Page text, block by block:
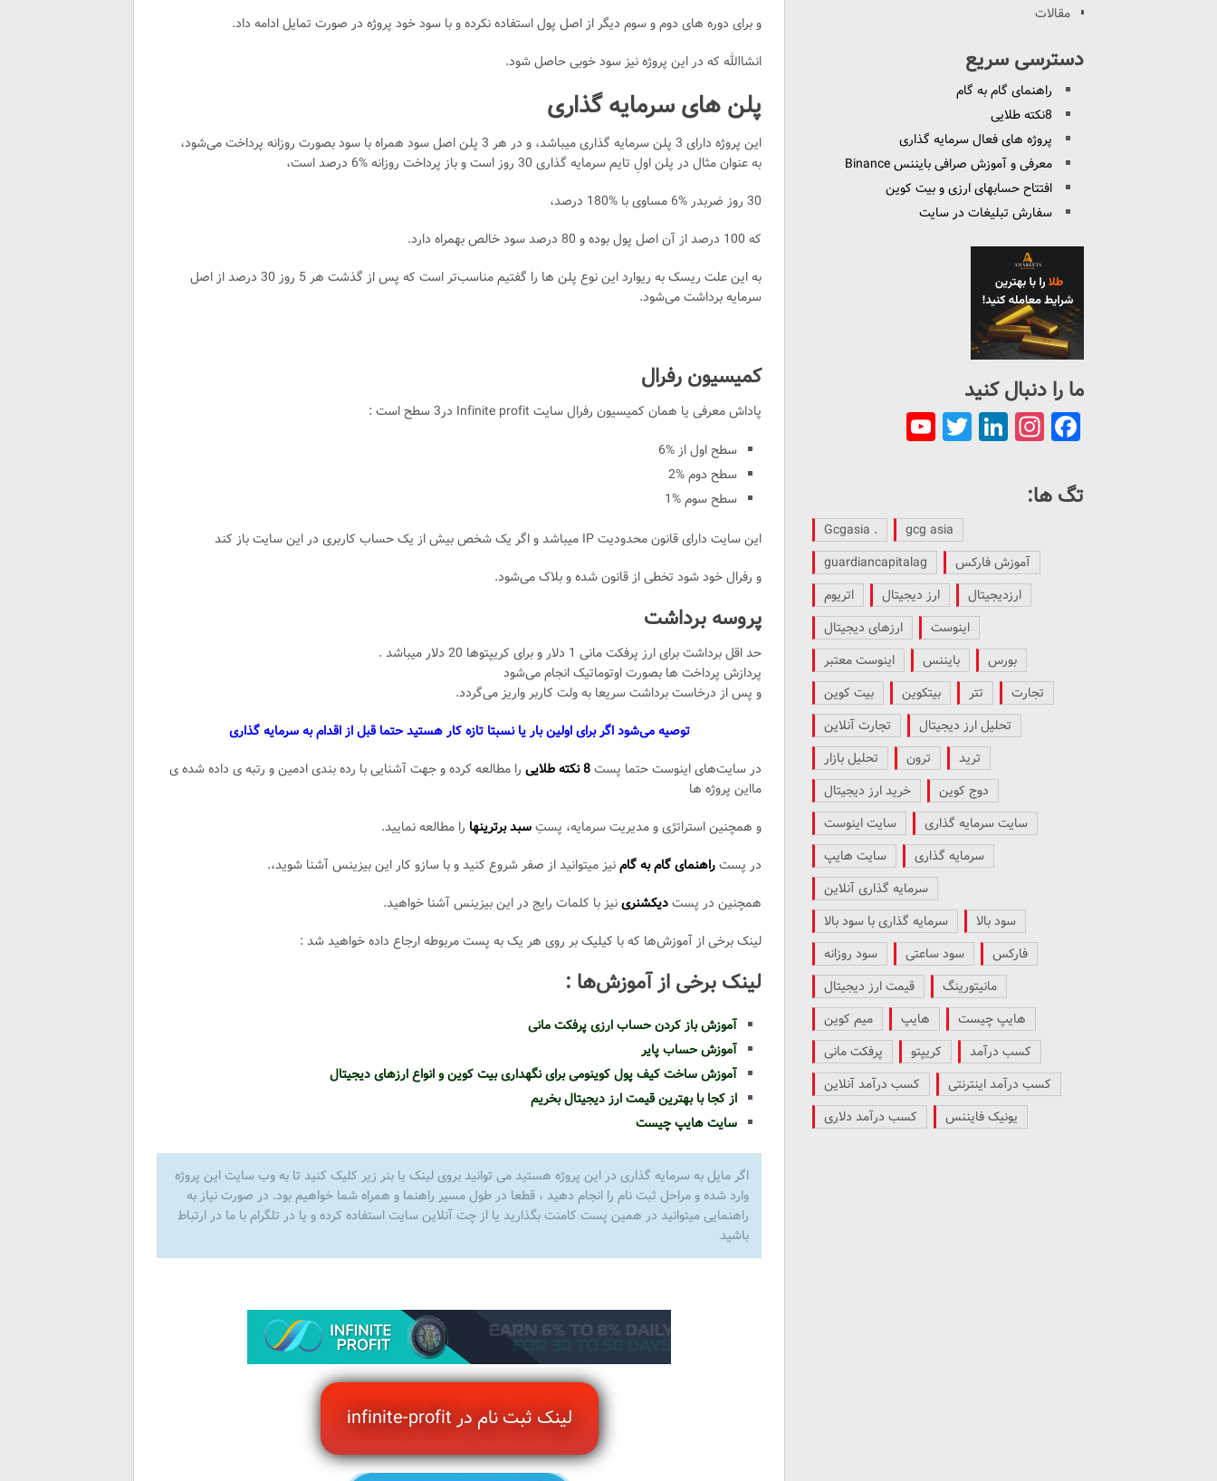
و برای دوره های دوم و سوم دیگر از اصل پول استفاده نکرده و با سود خود پروژه در صورت تمایل ادامه داد.
انشاالله که در این پروژه نیز سود خوبی حاصل شود.
پلن های سرمایه گذاری
این پروژه دارای 3 پلن سرمایه گذاری میباشد، و در هر 3 پلن اصل سود همراه با سود بصورت روزانه پرداخت می‌شود،
به عنوان مثال در پلن اولِ تایم سرمایه گذاری 30 روز است و باز پرداخت روزانه %6 درصد است،
30 روز ضربدر %6 مساوی با %180 درصد،
که 100 درصد از آن اصل پول بوده و 80 درصد سود خالص بهمراه دارد.
به این علت ریسک به ریوارد این نوع پلن ها را گفتیم مناسب‌تر است که پس از گذشت هر 5 روز 30 درصد از اصل
سرمایه برداشت می‌شود.
کمیسیون رفرال
پاداش معرفی یا همان کمیسیون رفرال سایت Infinite profit در3 سطح است :
سطح اول از %6
سطح دوم %2
سطح سوم %1
این سایت دارای قانون محدودیت IP میباشد و اگر یک شخص بیش از یک حساب کاربری در این سایت باز کند
و رفرال خود شود تخطی از قانون شده و بلاک می‌شود.
پروسه برداشت
حد اقل برداشت برای ارز پرفکت مانی 1 دلار و برای کریپتوها 20 دلار میباشد .
پردازش پرداخت ها بصورت اوتوماتیک انجام می‌شود
و پس از درخاست برداشت سریعا به ولت کاربر واریز می‌گردد.
توصیه می‌شود اگر برای اولین بار یا نسبتا تازه کار هستید حتما قبل از اقدام به سرمایه گذاری
در سایت‌های اینوست حتما پست8 نکته طلایی
را مطالعه کرده و جهت آشنایی با رده بندی ادمین و رتبه ی داده شده ی
مااین پروژه ها
و همچنین استراتژی و مدیریت سرمایه، پستِسبد برترینها را مطالعه نمایید.
در پستراهنمای گام به گامنیز میتوانید از صفر شروع کنید و با سازو کار این بیزینس آشنا شوید،.
همچنین در پستدیکشنرینیز با کلمات رایج در این بیزینس آشنا خواهید.
لینک برخی از آموزش‌ها که با کیلیک بر روی هر یک به پست مربوطه ارجاع داده خواهید شد :
لینک برخی از آموزش‌ها :
آموزش باز کردن حساب ارزی پرفکت مانی
آموزش حساب پایر
آموزش ساخت کیف پول کوینومی برای نگهداری بیت کوین و انواع ارزهای دیجیتال
از کجا با بهترین قیمت ارز دیجیتال بخریم
سایت هایپ چیست
اگر مایل به سرمایه گذاری در این پروژه هستید می توانید بروی لینک یا بنر زیر کلیک کنید تا به وب سایت این پروژه
وارد شده و مراحل ثبت نام را انجام دهید ، قطعا در طول مسیر راهنما و همراه شما خواهیم بود. در صورت نیاز به
راهنمایی میتوانید در همین پست کامنت بگذارید یا از چت آنلاین سایت استفاده کرده و یا در تلگرام با ما در ارتباط
باشید
لینک ثبت نام در infinite-profit
مقالات
دسترسی سریع
راهنمای گام به گام
8نکته طلایی
پروژه های فعال سرمایه گذاری
معرفی و آموزش صرافی بایننس Binance
افتتاح حسابهای ارزی و بیت کوین
سفارش تبلیغات در سایت
ما را دنبال کنید
Facebook
Instagram
LinkedIn
Twitter
تگ ها:
. Gcgasia
gcg asia
guardiancapitalag
آموزش فارکس
اتریوم
ارز دیجیتال
ارزدیجیتال
ارزهای دیجیتال
اینوست
اینوست معتبر
بایننس
بورس
بیت کوین
بیتکوین تتر
تجارت
تجارت آنلاین
تحلیل ارز دیجیتال
تحلیل بازار
ترون
ترید
خرید ارز دیجیتال
دوج کوین
سایت اینوست
سایت سرمایه گذاری
سایت هایپ
سرمایه گذاری
سرمایه گذاری آنلاین
سرمایه گذاری با سود بالا
سود بالا
سود روزانه
سود ساعتی
فارکس
قیمت ارز دیجیتال
مانیتورینگ
میم کوین
هایپ
هایپ چیست
پرفکت مانی
کریپتو
کسب درآمد
کسب درآمد آنلاین
کسب درآمد اینترنتی
کسب درآمد دلاری
یونیک فایننس